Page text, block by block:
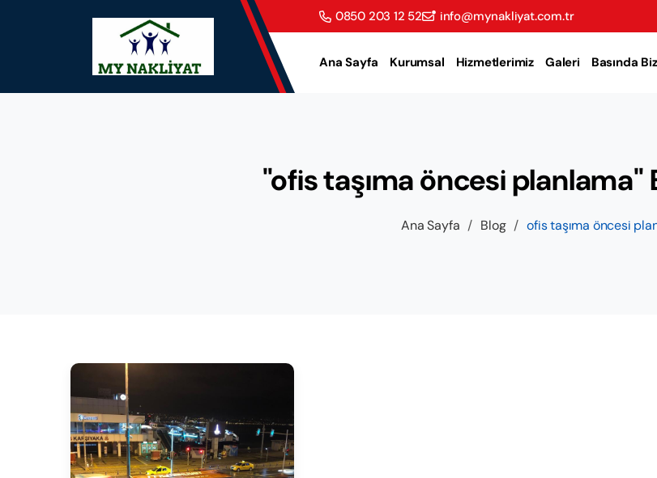
0850 203 12 52 info@mynakliyat.com.tr
Ana Sayfa Kurumsal Hizmetlerimiz Galeri Basında Biz
"ofis taşıma öncesi planlama"
Ana Sayfa / Blog / ofis taşıma öncesi